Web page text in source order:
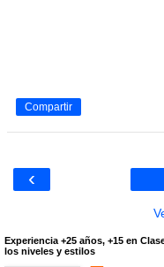
Compartir
‹
Experiencia +25 años, +15 en
los niveles y estilos